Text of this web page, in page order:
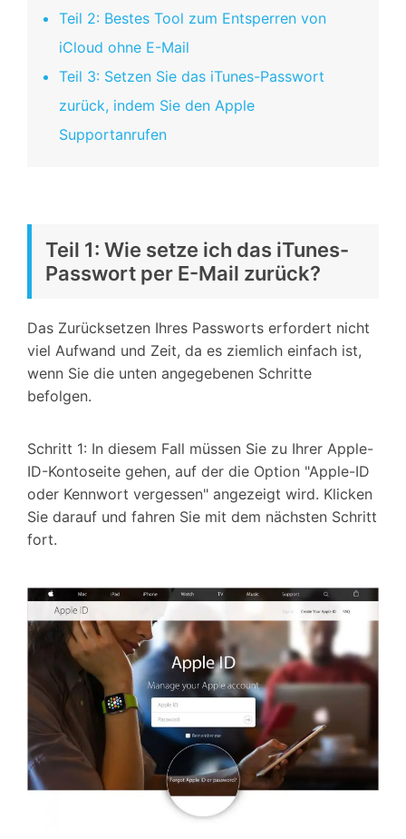
Teil 2: Bestes Tool zum Entsperren von
iCloud ohne E-Mail
Teil 3: Setzen Sie das iTunes-Passwort
zurück, indem Sie den Apple
Supportanrufen
Teil 1: Wie setze ich das iTunes-
Passwort per E-Mail zurück?
Das Zurücksetzen Ihres Passworts erfordert nicht
viel Aufwand und Zeit, da es ziemlich einfach ist,
wenn Sie die unten angegebenen Schritte
befolgen.
Schritt 1: In diesem Fall müssen Sie zu Ihrer Apple-
ID-Kontoseite gehen, auf der die Option "Apple-ID
oder Kennwort vergessen" angezeigt wird. Klicken
Sie darauf und fahren Sie mit dem nächsten Schritt
fort.